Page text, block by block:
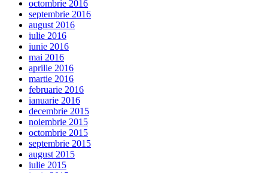
octombrie 2016
septembrie 2016
august 2016
iulie 2016
iunie 2016
mai 2016
aprilie 2016
martie 2016
februarie 2016
ianuarie 2016
decembrie 2015
noiembrie 2015
octombrie 2015
septembrie 2015
august 2015
iulie 2015